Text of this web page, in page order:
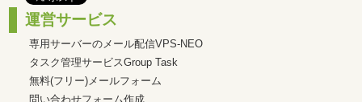
運営サービス
専用サーバーのメール配信VPS-NEO
タスク管理サービスGroup Task
無料(フリー)メールフォーム
問い合わせフォーム作成